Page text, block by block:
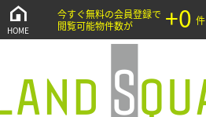
HOME
今すぐ無料の会員登録で
閲覧可能物件数が
+0 件